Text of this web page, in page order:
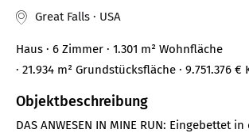
Great Falls · USA
Haus · 6 Zimmer · 1.301 m² Wohnfläche
· 21.934 m² Grundstücksfläche · 9.751.376 €
Objektbeschreibung
DAS ANWESEN IN MINE RUN: Eingebettet